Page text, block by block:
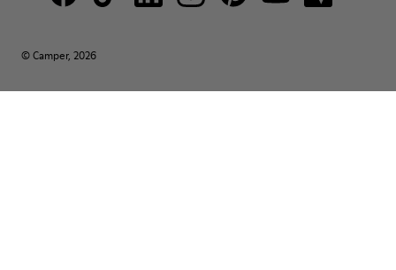
© Camper, 2026